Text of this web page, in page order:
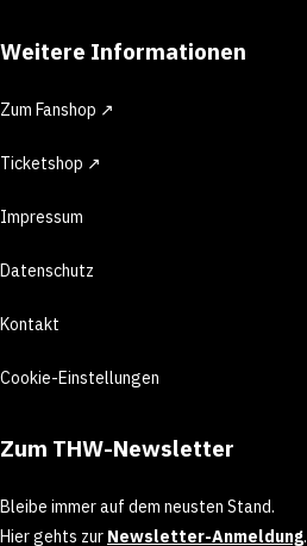
Weitere Informationen
Zum Fanshop ↗
Ticketshop ↗
Impressum
Datenschutz
Kontakt
Cookie-Einstellungen
Zum THW-Newsletter
Bleibe immer auf dem neusten Stand.
Hier gehts zur Newsletter-Anmeldung.